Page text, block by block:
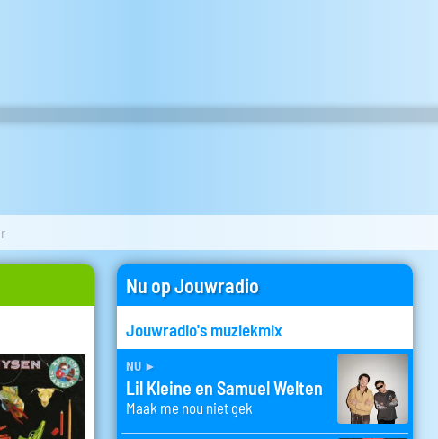
Nu op Jouwradio
Jouwradio's muziekmix
nu ►
Lil Kleine en Samuel Welten
Maak me nou niet gek